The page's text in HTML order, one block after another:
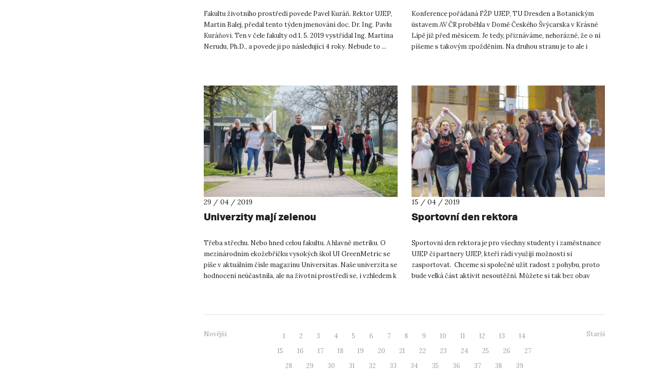
Fakultu životního prostředí povede Pavel Kuráň. Rektor UJEP,
Martin Balej, předal tento týden jmenování doc. Dr. Ing. Pavlu
Kuráňovi. Ten v čele fakulty od 1. 5. 2019 vystřídal Ing. Martina
Nerudu, Ph.D., a povede ji po následující 4 roky. Nebude to ...
Konference pořádaná FŽP UJEP, TU Dresden a Botanickým
ústavem AV ČR proběhla v Domě Českého Švýcarska v Krásné
Lípě již před měsícem. Je tedy, přiznáváme, nehorázné, že o ní
píšeme s takovým zpožděním. Na druhou stranu je to ale i
29 / 04 / 2019
Univerzity mají zelenou
Třeba střechu. Nebo hned celou fakultu. A hlavně metriku. O
mezinárodním ekožebříčku vysokých škol UI GreenMetric se
píše v aktuálním čísle magazínu Universitas. Naše univerzita se
hodnocení neúčastnila, ale na životní prostředí se, i vzhledem k
15 / 04 / 2019
Sportovní den rektora
Sportovní den rektora je pro všechny studenty i zaměstnance
UJEP či partnery UJEP, kteří rádi využijí možnosti si
zasportovat. Chceme si společně užít radost z pohybu, proto
bude velká část aktivit nesoutěžní. Můžete si tak bez obav
Novější 1 2 3 4 5 6 7 8 9 10 11 12 13
14
15
16 17 18 19 20 21 22 23 24 25 26
27
28
29 30 31 32 33 34 35 36 37 38
39
Starší